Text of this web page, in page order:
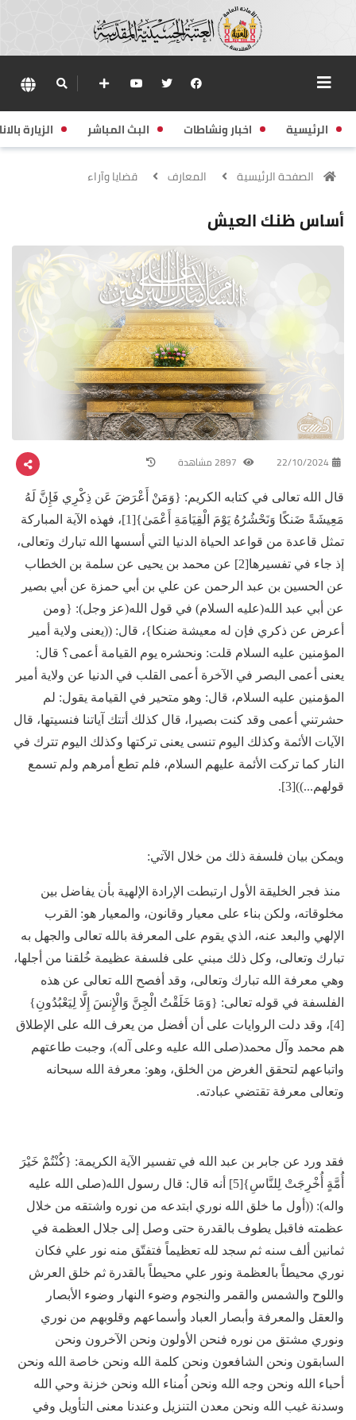
الرئيسية اخبار ونشاطات البث المباشر الزيارة
الصفحة الرئيسية المعارف قضايا وآراء
أساس ظنك العيش
22/10/2024
قال الله تعالى في كتابه الكريم: {وَمَنْ أَعْرَضَ عَن ذِكْرِي فَإِنَّ لَهُ
مَعِيشَةً ضَنكًا وَنَحْشُرُهُ يَوْمَ الْقِيَامَةِ أَعْمَىٰ}[1]، فهذه الآية المباركة
تمثل قاعدة من قواعد الحياة الدنيا التي أسسها الله تبارك وتعالى،
إذ جاء في تفسيرها[2] عن محمد بن يحيى عن سلمة بن الخطاب
عن الحسين بن عبد الرحمن عن علي بن أبي حمزة عن أبي بصير
عن أبي عبد الله(عليه السلام) في قول الله(عز وجل): {ومن
أعرض عن ذكري فإن له معيشة ضنكا}، قال: ((يعنى ولاية أمير
المؤمنين عليه السلام قلت: ونحشره يوم القيامة أعمى؟ قال:
يعنى أعمى البصر في الآخرة أعمى القلب في الدنيا عن ولاية أمير
المؤمنين عليه السلام، قال: وهو متحير في القيامة يقول: لم
حشرتني أعمى وقد كنت بصيرا، قال كذلك أتتك آياتنا فنسيتها، قال
الآيات الأئمة وكذلك اليوم تنسى يعنى تركتها وكذلك اليوم تترك في
النار كما تركت الأئمة عليهم السلام، فلم تطع أمرهم ولم تسمع
قولهم...))[3].
ويمكن بيان فلسفة ذلك من خلال الآتي:
منذ فجر الخليقة الأول ارتبطت الإرادة الإلهية بأن يفاضل بين
مخلوقاته، ولكن بناء على معيار وقانون، والمعيار هو: القرب
الإلهي والبعد عنه، الذي يقوم على المعرفة بالله تعالى والجهل به
تبارك وتعالى، وكل ذلك مبني على فلسفة عظيمة خُلقنا من أجلها،
وهي معرفة الله تبارك وتعالى، وقد أفصح الله تعالى عن هذه
الفلسفة في قوله تعالى: {وَمَا خَلَقْتُ الْجِنَّ وَالْإِنسَ إِلَّا لِيَعْبُدُونِ}
[4]، وقد دلت الروايات على أن أفضل من يعرف الله على الإطلاق
هم محمد وآل محمد(صلى الله عليه وعلى آله)، وجبت طاعتهم
واتباعهم لتحقق الغرض من الخلق، وهو: معرفة الله سبحانه
وتعالى معرفة تقتضي عبادته.
فقد ورد عن جابر بن عبد الله في تفسير الآية الكريمة: {كُنْتُمْ خَيْرَ
أُمَّةٍ أُخْرِجَتْ لِلنَّاسِ}[5] أنه قال: قال رسول الله(صلى الله عليه
واله): ((أول ما خلق الله نوري ابتدعه من نوره واشتقه من خلال
عظمته فاقبل يطوف بالقدرة حتى وصل إلى جلال العظمة في
ثمانين ألف سنه ثم سجد لله تعظيماً فتفتّق منه نور علي فكان
نوري محيطاً بالعظمة ونور علي محيطاً بالقدرة ثم خلق العرش
واللوح والشمس والقمر والنجوم وضوء النهار وضوء الأبصار
والعقل والمعرفة وأبصار العباد وأسماعهم وقلوبهم من نوري
ونوري مشتق من نوره فنحن الأولون ونحن الآخرون ونحن
السابقون ونحن الشافعون ونحن كلمة الله ونحن خاصة الله ونحن
أحباء الله ونحن وجه الله ونحن اُمناء الله ونحن خزنة وحي الله
وسدنة غيب الله ونحن معدن التنزيل وعندنا معنى التأويل وفي